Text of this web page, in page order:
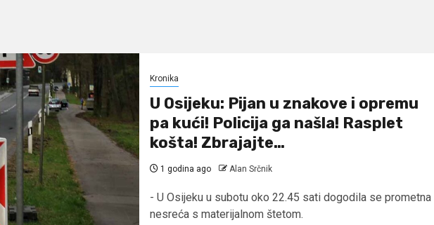
Kronika
U Osijeku: Pijan u znakove i opremu
pa kući! Policija ga našla! Rasplet
košta! Zbrajajte…
1 godina ago Alan Srčnik
- U Osijeku u subotu oko 22.45 sati dogodila se prometna
nesreća s materijalnom štetom.